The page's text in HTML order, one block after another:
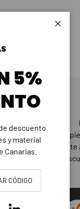
5%
descuento
y material
Canarias.
CÓDIGO
La
No te